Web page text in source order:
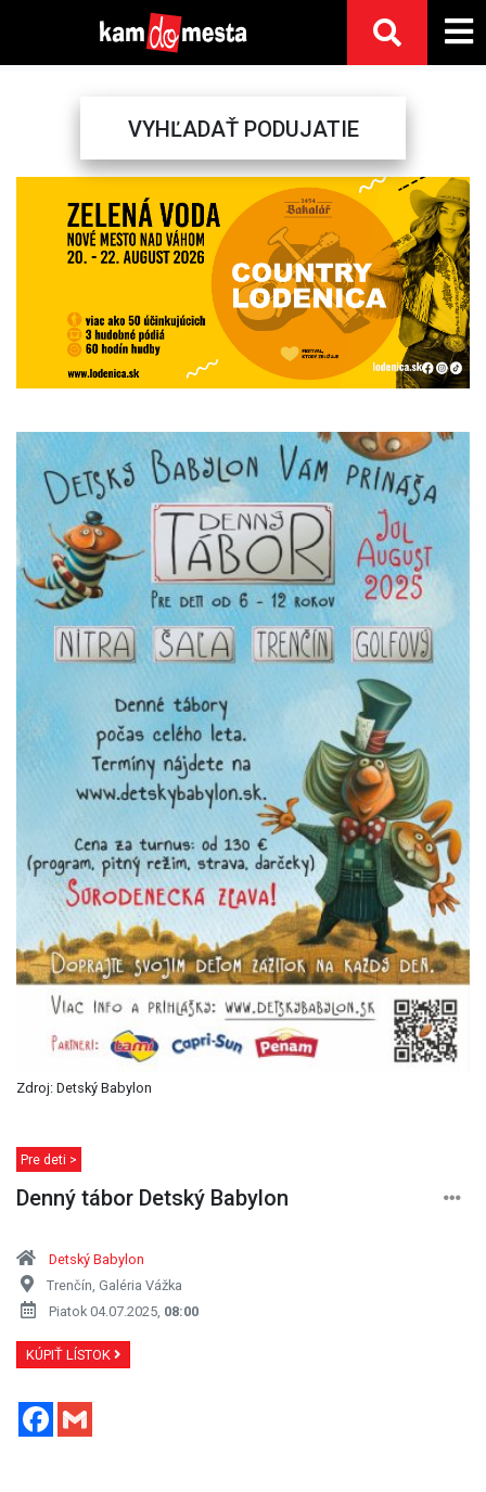
VYHĽADAŤ PODUJATIE
Next
Zdroj: Detský Babylon
Pre deti >
Denný tábor Detský Babylon
Detský Babylon
Trenčín, Galéria Vážka
Piatok 04.07.2025, 08:00
KÚPIŤ LÍSTOK
Facebook